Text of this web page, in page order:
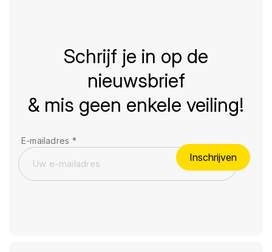
Schrijf je in op de
nieuwsbrief
& mis geen enkele veiling!
E-mailadres *
Inschrijven